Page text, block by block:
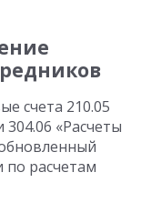
счета 210.05
«Расчеты
по расчетам